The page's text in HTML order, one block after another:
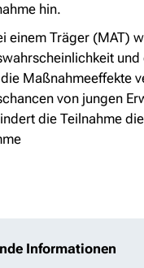
hin.
einem Träger (MAT)
Maßnahmeeffekte
von jungen
die Teilnahme
Informationen